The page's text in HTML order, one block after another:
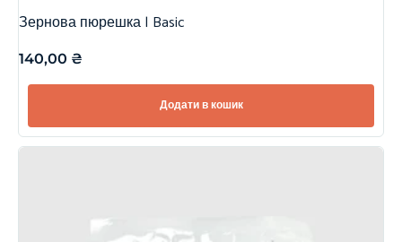
Зернова пюрешка | Basic
140,00 ₴
Додати в кошик